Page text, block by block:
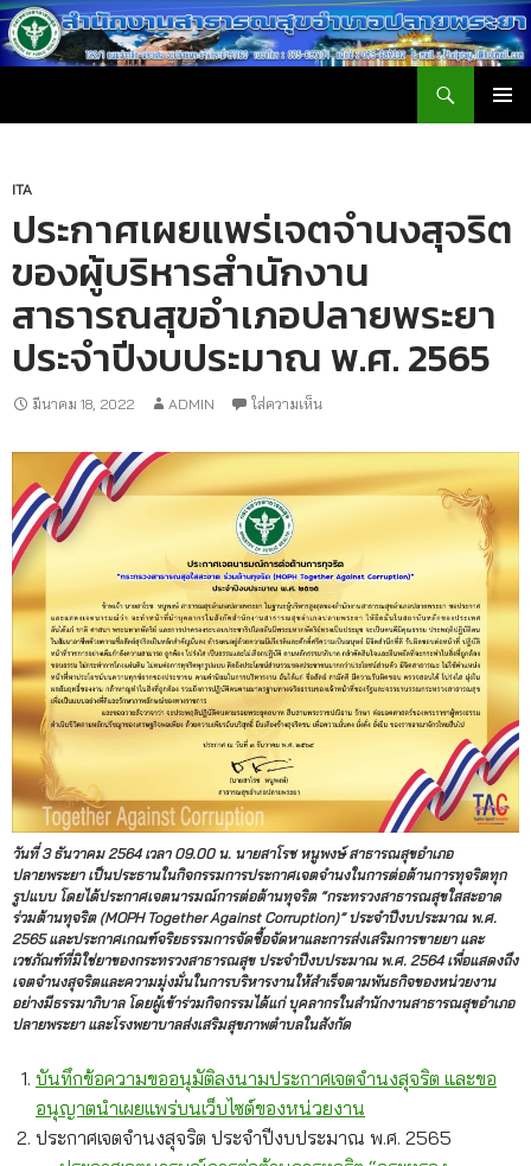
ITA
ประกาศเผยแพร่เจตจำนงสุจริต
ของผู้บริหารสำนักงาน
สาธารณสุขอำเภอปลายพระยา
ประจำปีงบประมาณ พ.ศ. 2565
มีนาคม 18, 2022 ADMIN ใส่ความเห็น
วันที่ 3 ธันวาคม 2564 เวลา 09.00 น. นายสาโรช หนูพงษ์ สาธารณสุขอำเภอ
ปลายพระยา เป็นประธานในกิจกรรมการประกาศเจตจำนงในการต่อต้านการทุจริตทุก
รูปแบบ โดยได้ประกาศเจตนารมณ์การต่อต้านทุจริต “กระทรวงสาธารณสุขใสสะอาด
ร่วมต้านทุจริต (MOPH Together Against Corruption)” ประจำปีงบประมาณ พ.ศ.
2565 และประกาศเกณฑ์จริยธรรมการจัดซื้อจัดหาและการส่งเสริมการขายยา และ
เวชภัณฑ์ที่มิใช่ยาของกระทรวงสาธารณสุข ประจำปีงบประมาณ พ.ศ. 2564 เพื่อแสดงถึง
เจตจำนงสุจริตและความมุ่งมั่นในการบริหารงานให้สำเร็จตามพันธกิจของหน่วยงาน
อย่างมีธรรมาภิบาล โดยผู้เข้าร่วมกิจกรรมได้แก่ บุคลากรในสำนักงานสาธารณสุขอำเภอ
ปลายพระยา และโรงพยาบาลส่งเสริมสุขภาพตำบลในสังกัด
บันทึกข้อความขออนุมัติลงนามประกาศเจตจำนงสุจริต และขอ
อนุญาตนำเผยแพร่บนเว็บไซต์ของหน่วยงาน
ประกาศเจตจำนงสุจริต ประจำปีงบประมาณ พ.ศ. 2565